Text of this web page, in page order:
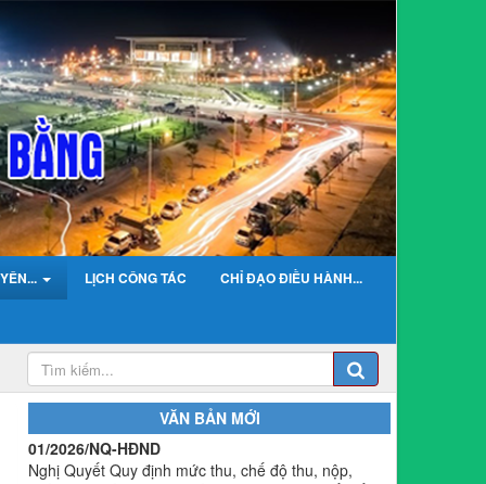
LỊCH CÔNG TÁC CHỈ ĐẠO ĐIỀU HÀNH...
VĂN BẢN MỚI
01/2026/NQ-HĐND
Nghị Quyết Quy định mức thu, chế độ thu, nộp,
quản lý và sử dụng Phí sử dụng công trình kết cấu
hạ tầng, công trình dịch vụ, tiện ích công cộng trong
khu vực cửa khẩu trên địa bàn tỉnh Cao Bằng
Lượt xem:309 | lượt tải:108